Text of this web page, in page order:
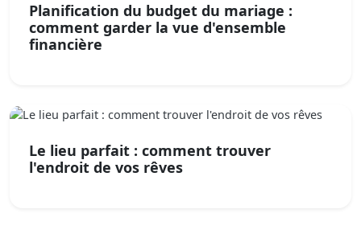
Planification du budget du mariage :
comment garder la vue d'ensemble
financière
Le lieu parfait : comment trouver
l'endroit de vos rêves